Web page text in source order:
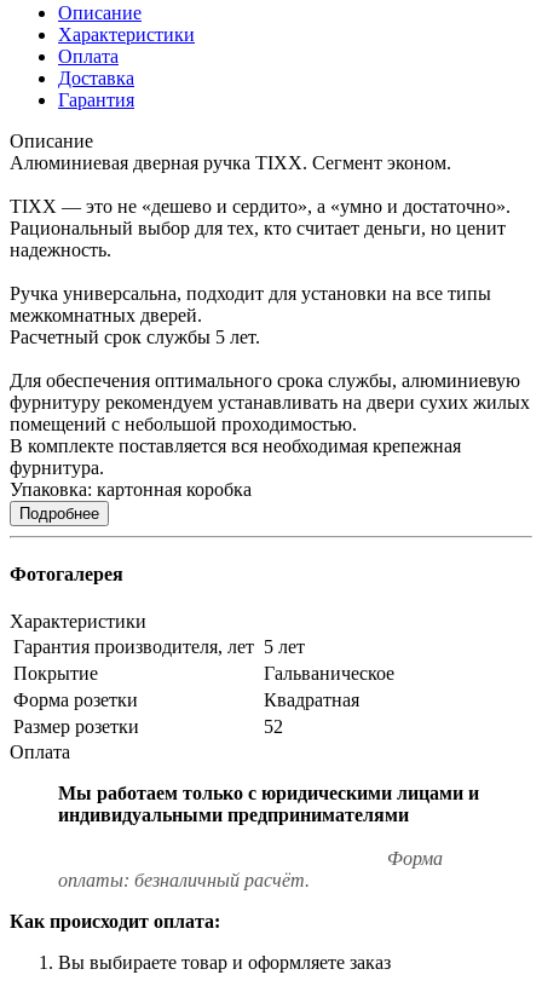
Описание
Характеристики
Оплата
Доставка
Гарантия
Описание
Алюминиевая дверная ручка TIXX. Сегмент эконом.
TIXX — это не «дешево и сердито», а «умно и достаточно».
Рациональный выбор для тех, кто считает деньги, но ценит
надежность.
Ручка универсальна, подходит для установки на все типы
межкомнатных дверей.
Расчетный срок службы 5 лет.
Для обеспечения оптимального срока службы, алюминиевую
фурнитуру рекомендуем устанавливать на двери сухих жилых
помещений с небольшой проходимостью.
В комплекте поставляется вся необходимая крепежная
фурнитура.
Упаковка: картонная коробка
Подробнее
Фотогалерея
Характеристики
Гарантия производителя, лет 5 лет
Покрытие
Гальваническое
Форма розетки
Квадратная
Размер розетки
52
Оплата
Мы работаем только с юридическими лицами и
индивидуальными предпринимателями
Форма
оплаты: безналичный расчёт.
Как происходит оплата:
Вы выбираете товар и оформляете заказ